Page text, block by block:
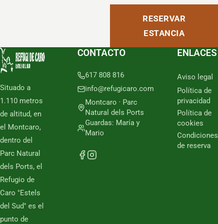
RESERVAR
ESTANCIA
Situado a
1.110 metros
de altitud, en
el Montcaro,
dentro del
Parc Natural
dels Ports, el
Refugio de
Caro "Estels
del Sud" es el
punto de
CONTACTO
617 808 816
info@refugicaro.com
Montcaro · Parc
Natural dels Ports
Guardas: María y
Mario
ENLACES
Aviso legal
Política de
privacidad
Política de
cookies
Condiciones
de reserva